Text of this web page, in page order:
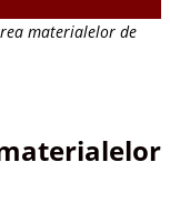
materialelor de